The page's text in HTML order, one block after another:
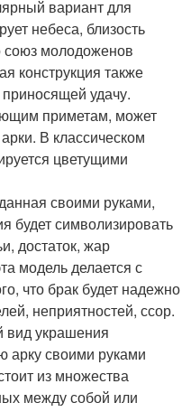
вариант для
небеса, близость
союз молодоженов
конструкция также
удачу.
приметам, может
В классическом
цветущими
своими руками,
будет символизировать
достаток, жар
модель делается с
что брак будет надежно
неприятностей, ссор.
украшения
арку своими руками
из множества
между собой или